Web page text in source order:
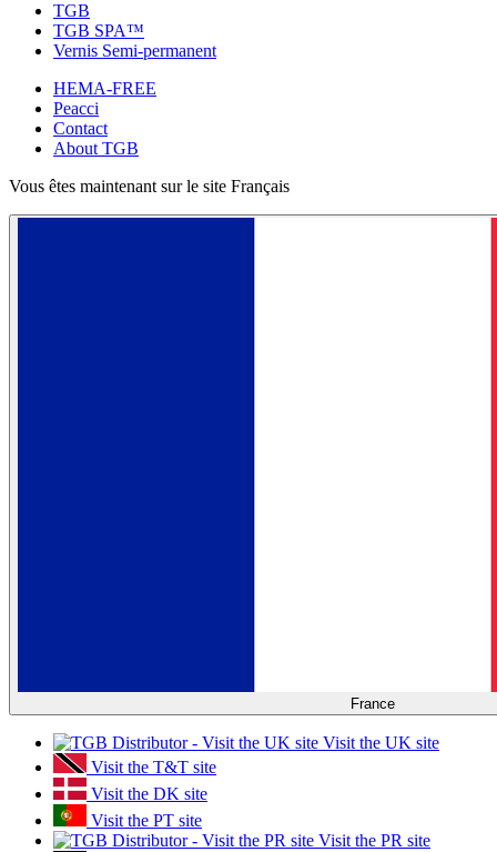
TGB
TGB SPA™
Vernis Semi-permanent
HEMA-FREE
Peacci
Contact
About TGB
Vous êtes maintenant sur le site Français
France
Visit the UK site
Visit the T&T site
Visit the DK site
Visit the PT site
Visit the PR site